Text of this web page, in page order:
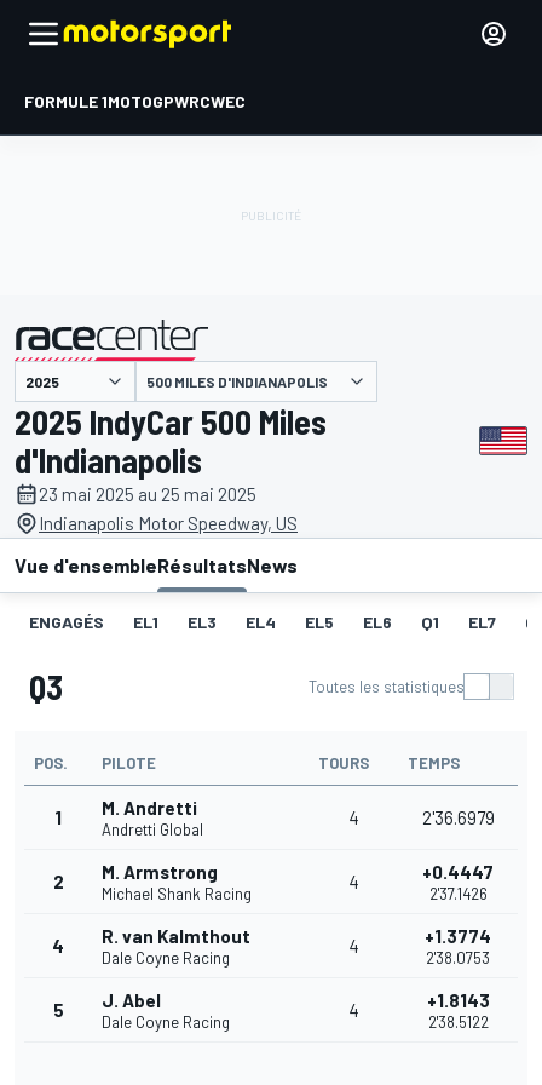
FORMULE 1MOTOGPWRCWEC
présenté par 500 MILES D'INDIANAPOLIS
2025 IndyCar 500 Miles
d'Indianapolis
23 mai 2025 au 25 mai 2025
Indianapolis Motor Speedway, US
Vue d'ensembleRésultatsNews
ENGAGÉS EL1 EL3 EL4 EL5 EL6 Q1 EL7
Q3 Toutes les statistiques
POS. PILOTE TOURS TEMPS
1 M. Andretti
Andretti Global
4 2'36.6979
2 M. Armstrong
Michael Shank Racing
4 +0.4447
2'37.1426
4 R. van Kalmthout
Dale Coyne Racing
4 +1.3774
2'38.0753
5 J. Abel
Dale Coyne Racing
4 +1.8143
2'38.5122